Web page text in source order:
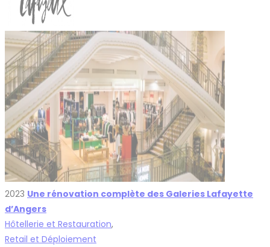
2023 Une rénovation complète des Galeries Lafayette
d’Angers
Hôtellerie et Restauration,
Retail et Déploiement